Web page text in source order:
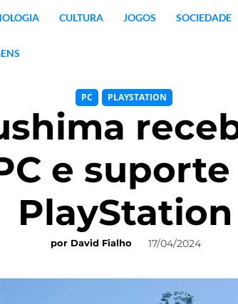
CULTURA JOGOS SOCIEDADE
PC PLAYSTATION
e
PlayStation
por David Fialho 17/04/2024